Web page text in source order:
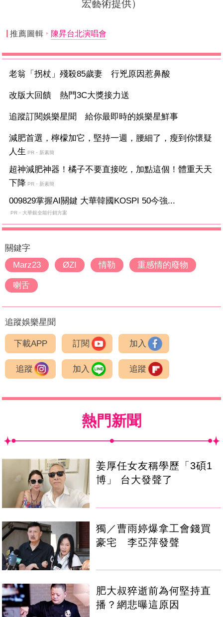
宏藝術提供）
推薦圖輯 陳昇台北演唱會
老翁「拐杖」殘殺85歲妻 行兇原因惹鼻酸
改版大回饋 熱門3C大獎接力送
追蹤訂閱娛樂星聞 給你最即時的娛樂星鮮事
減肥首選，檸檬加它，堅持一週，腰細了，瘦到你懷疑
人生
PR・新素簡
超神減肥神器！橘子不要直接吃，加點這個！體重天天
下降 PR・新素簡
009829掌握AI關鍵 大華韓國KOSPI 50今強...
PR・大華銀全能行銷方案
關鍵字
Marz23
ØZI 情勒 重感情的廢物
喇舌
追蹤娛樂星聞
下載APP 訂閱 加入
追蹤 加入 追蹤
熱門新聞
姜厚任女友稱學歷「3碩1
博」 台大發聲了
獨／曹雨婷爆拿工會錢買
豪宅 李亞萍發聲
肥大叔猝逝前為何堅持直
播？網悲曝這原因